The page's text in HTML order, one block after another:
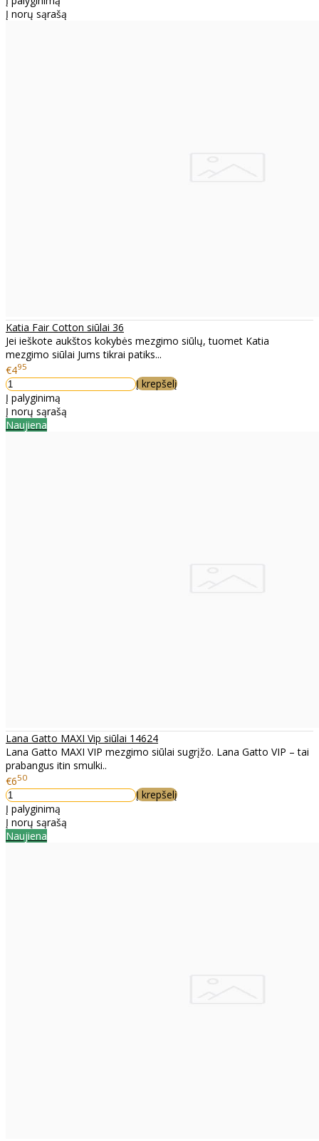
Į norų sąrašą
Katia Fair Cotton siūlai 36
Jei ieškote aukštos kokybės mezgimo siūlų, tuomet Katia
mezgimo siūlai Jums tikrai patiks...
€495
Į krepšelį
Į palyginimą
Į norų sąrašą
Naujiena
Lana Gatto MAXI Vip siūlai 14624
Lana Gatto MAXI VIP mezgimo siūlai sugrįžo. Lana Gatto VIP – tai
prabangus itin smulki..
€650
Į krepšelį
Į palyginimą
Į norų sąrašą
Naujiena